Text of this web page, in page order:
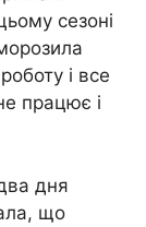
сезоні
і все
працює і
дня
що